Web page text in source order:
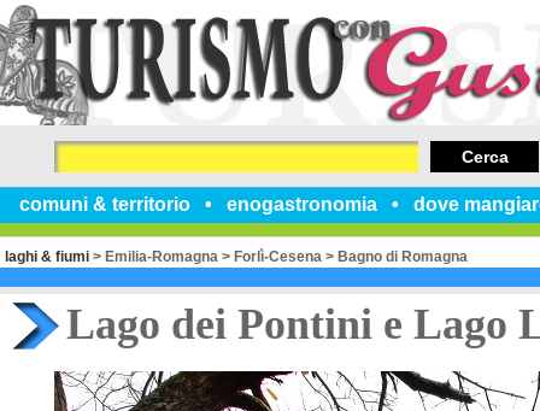
comuni & territorio enogastronomia dove
Cerca
laghi & fiumi > Emilia-Romagna > Forlì-Cesena > Bagno di Romagna
Lago dei Pontini e Lago